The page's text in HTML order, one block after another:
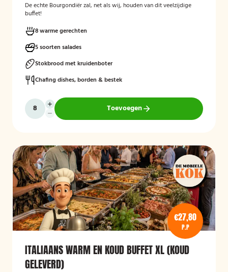
De echte Bourgondiër zal, net als wij, houden van dit veelzijdige
buffet!
8 warme gerechten
5 soorten salades
Stokbrood met kruidenboter
Chafing dishes, borden & bestek
Toevoegen
€27,80
P.P
ITALIAANS WARM EN KOUD BUFFET XL (KOUD
GELEVERD)